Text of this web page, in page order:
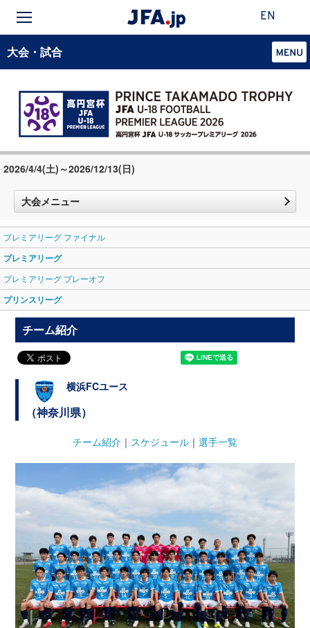
EN
大会・試合
2026/4/4(土)～2026/12/13(日)
大会メニュー
プレミアリーグ ファイナル
プレミアリーグ
プレミアリーグ プレーオフ
プリンスリーグ
チーム紹介
横浜FCユース
（神奈川県）
チーム紹介 ｜ スケジュール ｜ 選手一覧